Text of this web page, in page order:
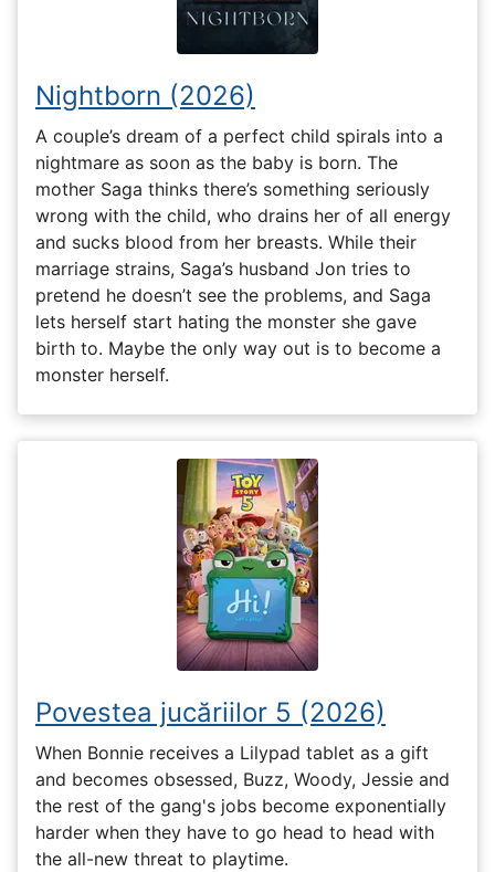
Nightborn (2026)
A couple’s dream of a perfect child spirals into a
nightmare as soon as the baby is born. The
mother Saga thinks there’s something seriously
wrong with the child, who drains her of all energy
and sucks blood from her breasts. While their
marriage strains, Saga’s husband Jon tries to
pretend he doesn’t see the problems, and Saga
lets herself start hating the monster she gave
birth to. Maybe the only way out is to become a
monster herself.
Povestea jucăriilor 5 (2026)
When Bonnie receives a Lilypad tablet as a gift
and becomes obsessed, Buzz, Woody, Jessie and
the rest of the gang's jobs become exponentially
harder when they have to go head to head with
the all-new threat to playtime.